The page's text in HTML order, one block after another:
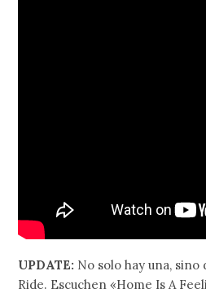
UPDATE: No solo hay una, sino
Ride. Escuchen «Home Is A